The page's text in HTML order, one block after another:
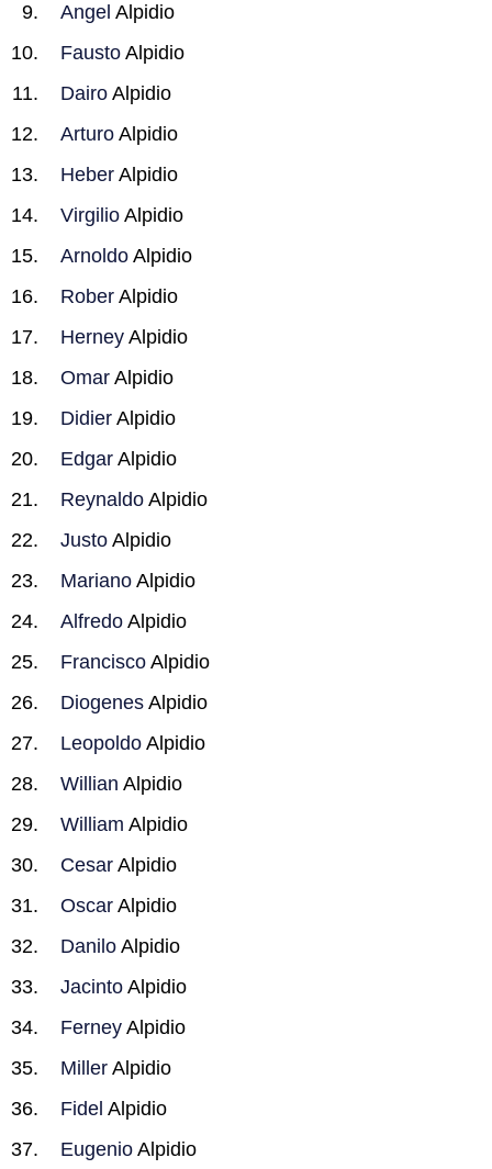
Angel Alpidio
Fausto Alpidio
Dairo Alpidio
Arturo Alpidio
Heber Alpidio
Virgilio Alpidio
Arnoldo Alpidio
Rober Alpidio
Herney Alpidio
Omar Alpidio
Didier Alpidio
Edgar Alpidio
Reynaldo Alpidio
Justo Alpidio
Mariano Alpidio
Alfredo Alpidio
Francisco Alpidio
Diogenes Alpidio
Leopoldo Alpidio
Willian Alpidio
William Alpidio
Cesar Alpidio
Oscar Alpidio
Danilo Alpidio
Jacinto Alpidio
Ferney Alpidio
Miller Alpidio
Fidel Alpidio
Eugenio Alpidio